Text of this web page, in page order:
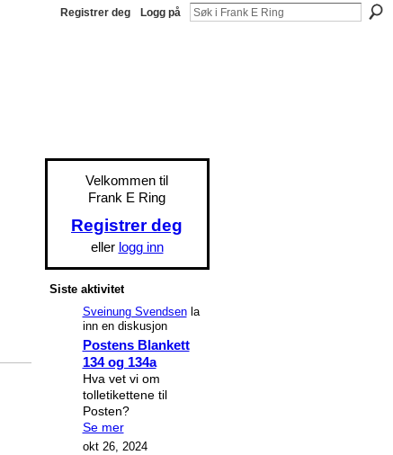
Registrer deg Logg på
Velkommen til
Frank E Ring
Registrer deg
eller logg inn
Siste aktivitet
Sveinung Svendsenla
inn en diskusjon
Postens Blankett
134 og 134a
Hva vet vi om
tolletikettene til
Posten?
Se mer
okt 26, 2024